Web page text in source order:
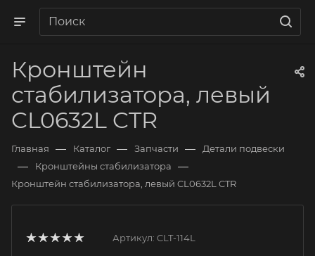
Кронштейн
стабилизатора, левый
CL0632L CTR
Главная — Каталог — Запчасти — Детали подвески
— Кронштейны стабилизатора —
Кронштейн стабилизатора, левый CL0632L CTR
Артикул: CLT-114L